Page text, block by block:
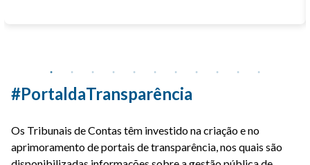
#PortaldaTransparência
Os Tribunais de Contas têm investido na criação e no
aprimoramento de portais de transparência, nos quais são